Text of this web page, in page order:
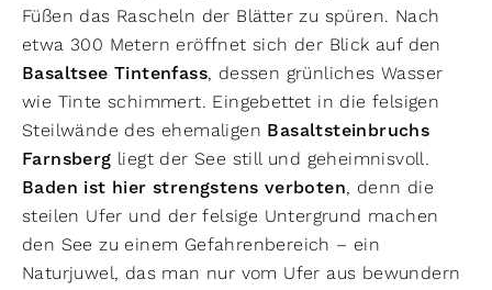
Füßen das Rascheln der Blätter zu spüren. Nach
etwa 300 Metern eröffnet sich der Blick auf den
Basaltsee Tintenfass, dessen grünliches Wasser
wie Tinte schimmert. Eingebettet in die felsigen
Steilwände des ehemaligen Basaltsteinbruchs
Farnsberg liegt der See still und geheimnisvoll.
Baden ist hier strengstens verboten, denn die
steilen Ufer und der felsige Untergrund machen
den See zu einem Gefahrenbereich – ein
Naturjuwel, das man nur vom Ufer aus bewundern